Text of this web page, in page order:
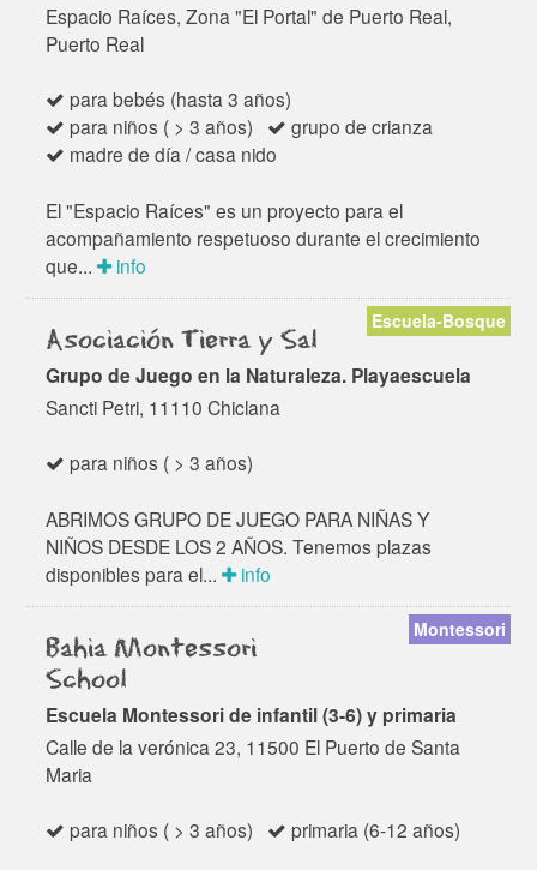
Espacio Raíces, Zona "El Portal" de Puerto Real,
Puerto Real
para bebés (hasta 3 años)
para niños ( > 3 años)
grupo de crianza
madre de día / casa nido
El "Espacio Raíces" es un proyecto para el
acompañamiento respetuoso durante el crecimiento
que...
info
Asociación Tierra y Sal
Escuela-Bosque
Grupo de Juego en la Naturaleza. Playaescuela
Sancti Petri, 11110 Chiclana
para niños ( > 3 años)
ABRIMOS GRUPO DE JUEGO PARA NIÑAS Y
NIÑOS DESDE LOS 2 AÑOS. Tenemos plazas
disponibles para el...
info
Bahia Montessori
School
Montessori
Escuela Montessori de infantil (3-6) y primaria
Calle de la verónica 23, 11500 El Puerto de Santa
Maria
para niños ( > 3 años) primaria (6-12 años)